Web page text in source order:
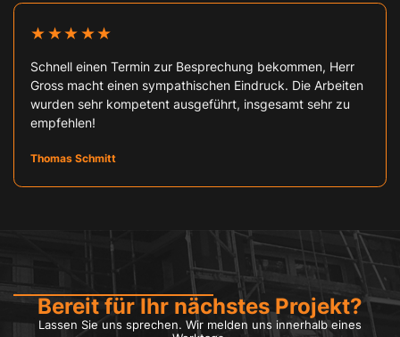
★★★★★
Schnell einen Termin zur Besprechung bekommen, Herr
Gross macht einen sympathischen Eindruck. Die Arbeiten
wurden sehr kompetent ausgeführt, insgesamt sehr zu
empfehlen!
Thomas Schmitt
Bereit für Ihr nächstes Projekt?
Lassen Sie uns sprechen. Wir melden uns innerhalb eines